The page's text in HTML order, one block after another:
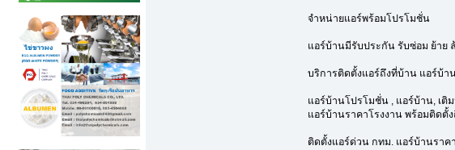
จำหน่ายแอร์พร้อมโปรโมชั่น
แอร์บ้านมีรับประกัน รับซ่อม ย้าย
บริการติดตั้งแอร์ถึงที่บ้าน แอร์บ้
แอร์บ้านโปรโมชั่น , แอร์บ้าน, เติ
แอร์บ้านราคาโรงงาน พร้อมติดตั้
ติดตั้งแอร์ด่วน กทม. แอร์บ้านราค